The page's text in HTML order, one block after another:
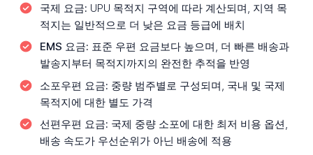
국제 요금: UPU 목적지 구역에 따라 계산되며, 지역 목
적지는 일반적으로 더 낮은 요금 등급에 배치
EMS 요금: 표준 우편 요금보다 높으며, 더 빠른 배송과
발송지부터 목적지까지의 완전한 추적을 반영
소포우편 요금: 중량 범주별로 구성되며, 국내 및 국제
목적지에 대한 별도 가격
선편우편 요금: 국제 중량 소포에 대한 최저 비용 옵션,
배송 속도가 우선순위가 아닌 배송에 적용